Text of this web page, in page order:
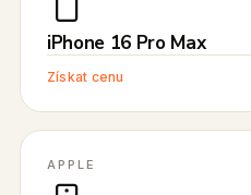
iPhone 16 Pro Max
Získat cenu
APPLE